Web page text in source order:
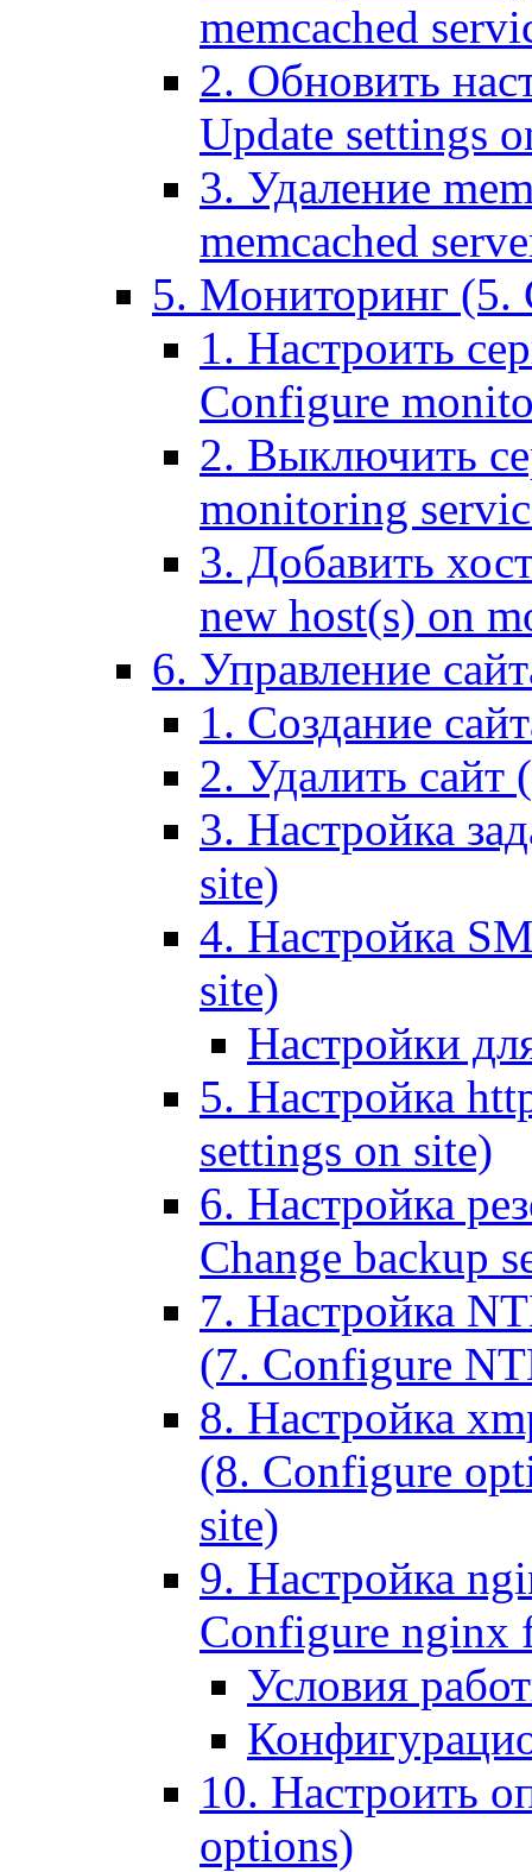
memcached
2. Обновить
Update settings
3. Удаление
memcached
5. Мониторинг (5.
1. Настроить
Configure
2. Выключить
monitoring
3. Добавить
new host(s) on
6. Управление
1. Создание
2. Удалить сайт
3. Настройка
site)
4. Настройка
site)
Настройки
5. Настройка
settings on site)
6. Настройка
Change backup
7. Настройка
(7. Configure
8. Настройка
(8. Configure
site)
9. Настройка
Configure nginx
Условия
10. Настроить
options)